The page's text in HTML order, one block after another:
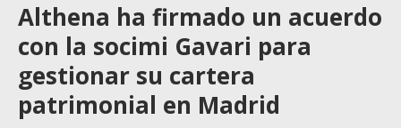
Althena ha firmado un acuerdo
con la socimi Gavari para
gestionar su cartera
patrimonial en Madrid